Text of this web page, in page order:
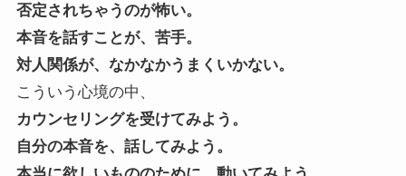
否定されちゃうのが怖い。
本音を話すことが、苦手。
対人関係が、なかなかうまくいかない。
こういう心境の中、
カウンセリングを受けてみよう。
自分の本音を、話してみよう。